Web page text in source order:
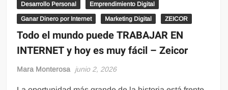
Desarrollo Personal Emprendimiento Digital
Ganar Dinero por Internet Marketing Digital ZEICOR
Todo el mundo puede TRABAJAR EN
INTERNET y hoy es muy fácil – Zeicor
Mara Monterosa junio 2, 2026